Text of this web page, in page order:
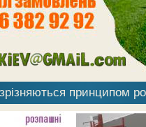
принципом